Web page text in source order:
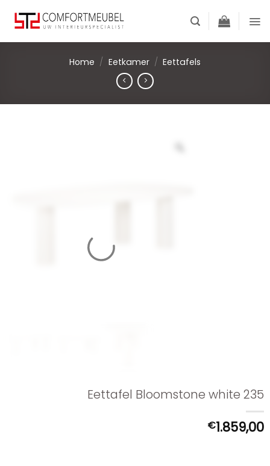
content
Home / Eetkamer / Eettafels
Eettafel Bloomstone white 235
€1.859,00